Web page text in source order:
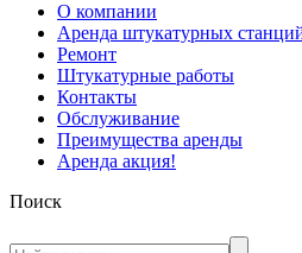
О компании
Аренда штукатурных
Ремонт
Штукатурные работы
Контакты
Обслуживание
Преимущества аренды
Аренда акция!
Поиск